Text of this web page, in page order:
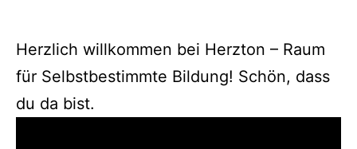
Herzlich willkommen bei Herzton – Raum
für Selbstbestimmte Bildung! Schön, dass
du da bist.